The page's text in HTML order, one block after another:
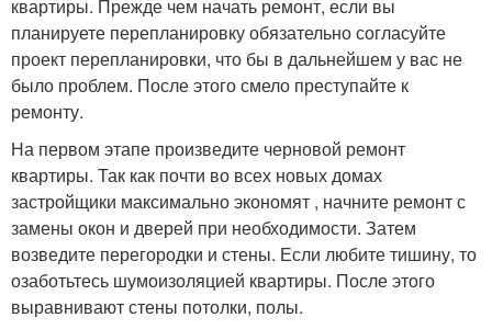
квартиры. Прежде чем начать ремонт, если вы
планируете перепланировку обязательно согласуйте
проект перепланировки, что бы в дальнейшем у вас не
было проблем. После этого смело преступайте к
ремонту.
На первом этапе произведите черновой ремонт
квартиры. Так как почти во всех новых домах
застройщики максимально экономят , начните ремонт с
замены окон и дверей при необходимости. Затем
возведите перегородки и стены. Если любите тишину, то
озаботьтесь шумоизоляцией квартиры. После этого
выравнивают стены потолки, полы.